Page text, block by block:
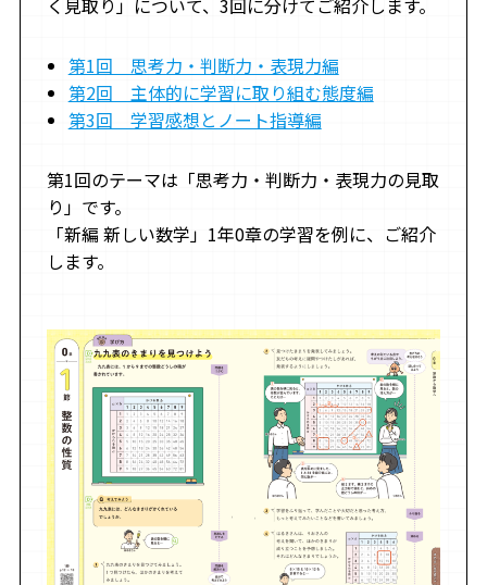
く見取り」について、3回に分けてご紹介します。
第1回 思考力・判断力・表現力編
第2回 主体的に学習に取り組む態度編
第3回 学習感想とノート指導編
第1回のテーマは「思考力・判断力・表現力の見取
り」です。
「新編 新しい数学」1年0章の学習を例に、ご紹介
します。